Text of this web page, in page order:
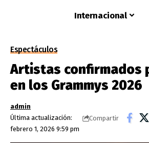
Internacional
Espectáculos
Artistas confirmados
en los Grammys 2026
Última actualización:
febrero 1, 2026 9:59 pm
admin
Compartir